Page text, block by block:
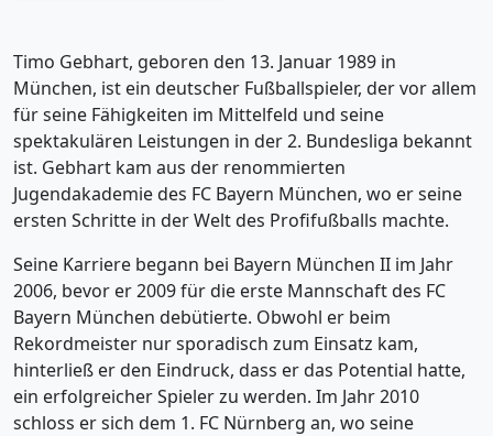
Timo Gebhart, geboren den 13. Januar 1989 in
München, ist ein deutscher Fußballspieler, der vor allem
für seine Fähigkeiten im Mittelfeld und seine
spektakulären Leistungen in der 2. Bundesliga bekannt
ist. Gebhart kam aus der renommierten
Jugendakademie des FC Bayern München, wo er seine
ersten Schritte in der Welt des Profifußballs machte.
Seine Karriere begann bei Bayern München II im Jahr
2006, bevor er 2009 für die erste Mannschaft des FC
Bayern München debütierte. Obwohl er beim
Rekordmeister nur sporadisch zum Einsatz kam,
hinterließ er den Eindruck, dass er das Potential hatte,
ein erfolgreicher Spieler zu werden. Im Jahr 2010
schloss er sich dem 1. FC Nürnberg an, wo seine